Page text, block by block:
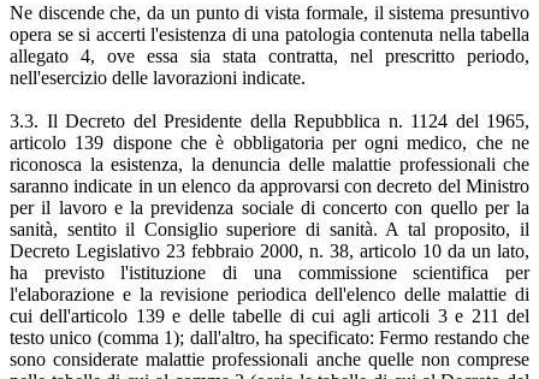
Ne discende che, da un punto di vista formale, il sistema presuntivo
opera se si accerti l'esistenza di una patologia contenuta nella tabella
allegato 4, ove essa sia stata contratta, nel prescritto periodo,
nell'esercizio delle lavorazioni indicate.
3.3. Il Decreto del Presidente della Repubblica n. 1124 del 1965,
articolo 139 dispone che è obbligatoria per ogni medico, che ne
riconosca la esistenza, la denuncia delle malattie professionali che
saranno indicate in un elenco da approvarsi con decreto del Ministro
per il lavoro e la previdenza sociale di concerto con quello per la
sanità, sentito il Consiglio superiore di sanità. A tal proposito, il
Decreto Legislativo 23 febbraio 2000, n. 38, articolo 10 da un lato,
ha previsto l'istituzione di una commissione scientifica per
l'elaborazione e la revisione periodica dell'elenco delle malattie di
cui dell'articolo 139 e delle tabelle di cui agli articoli 3 e 211 del
testo unico (comma 1); dall'altro, ha specificato: Fermo restando che
sono considerate malattie professionali anche quelle non comprese